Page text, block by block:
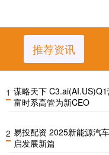
推荐资讯
1 谋略天下
富时系高管为新CEO
2 易投配资 2025新能源汽
启发展新篇